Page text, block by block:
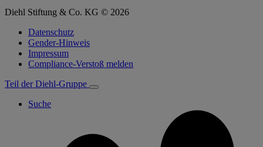
Diehl Stiftung & Co. KG © 2026
Datenschutz
Gender-Hinweis
Impressum
Compliance-Verstoß melden
Teil der Diehl-Gruppe
Suche